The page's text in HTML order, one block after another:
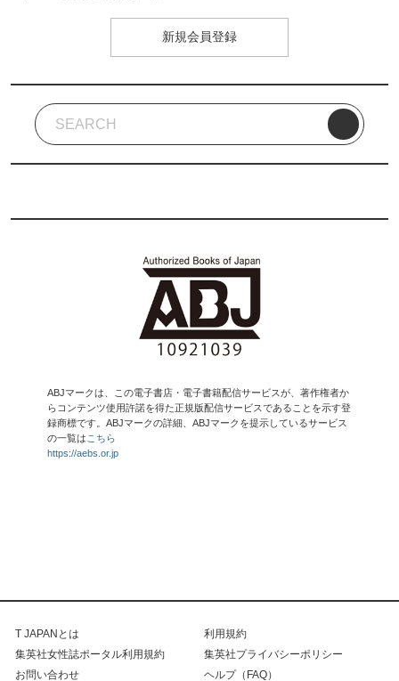
新規会員登録
ABJマークは、この電子書店・電子書籍配信サービスが、著作権者か
らコンテンツ使用許諾を得た正規版配信サービスであることを示す登
録商標です。ABJマークの詳細、ABJマークを提示しているサービス
の一覧はこちら
https://aebs.or.jp
T JAPANとは
利用規約
集英社女性誌ポータル利用規約
集英社プライバシーポリシー
お問い合わせ
ヘルプ（FAQ）